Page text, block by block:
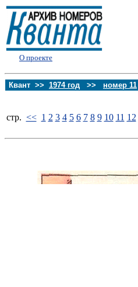
О проекте
Квант >> 1974 год >> номер 11
стp. << 1 2 3 4 5 6 7 8 9 10 11 12